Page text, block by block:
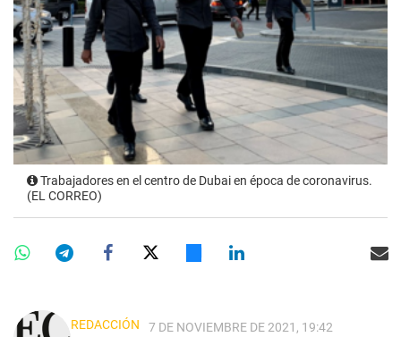
Trabajadores en el centro de Dubai en época de coronavirus.
(EL CORREO)
REDACCIÓN 7 DE NOVIEMBRE DE 2021, 19:42